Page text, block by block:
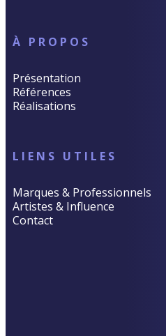
À PROPOS
Présentation
Références
Réalisations
LIENS UTILES
Marques & Professionnels
Artistes & Influence
Contact